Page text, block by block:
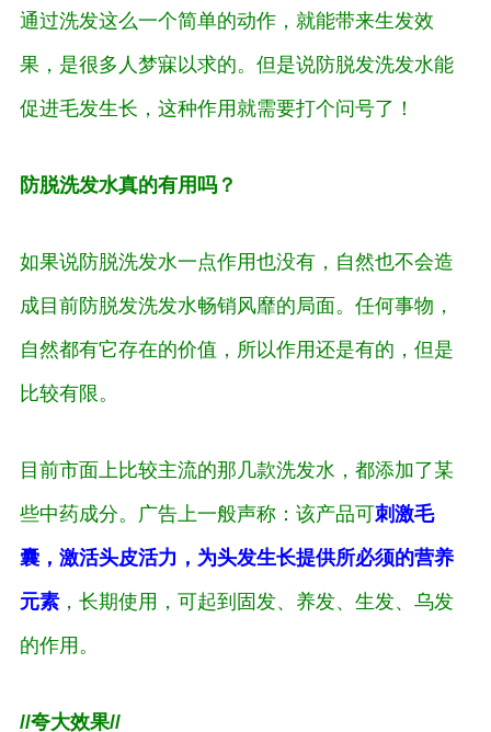
通过洗发这么一个简单的动作，就能带来生发效
果，是很多人梦寐以求的。但是说防脱发洗发水能
促进毛发生长，这种作用就需要打个问号了！
防脱洗发水真的有用吗？
如果说防脱洗发水一点作用也没有，自然也不会造
成目前防脱发洗发水畅销风靡的局面。任何事物，
自然都有它存在的价值，所以作用还是有的，但是
比较有限。
目前市面上比较主流的那几款洗发水，都添加了某
些中药成分。广告上一般声称：该产品可刺激毛
囊，激活头皮活力，为头发生长提供所必须的营养
元素 ，长期使用，可起到固发、养发、生发、乌发
的作用。
//夸大效果//